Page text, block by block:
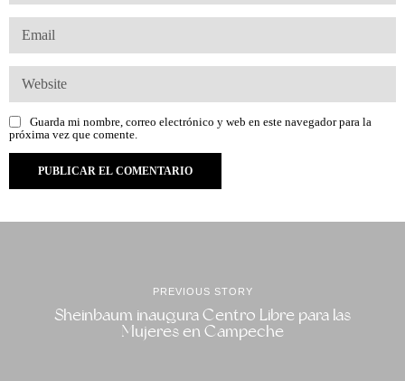
Guarda mi nombre, correo electrónico y web en este navegador para la
próxima vez que comente.
PREVIOUS STORY
Sheinbaum inaugura Centro Libre para las
Mujeres en Campeche